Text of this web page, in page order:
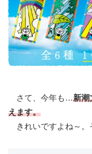
さて、今年も…新潮
えます。
きれいですよね～。